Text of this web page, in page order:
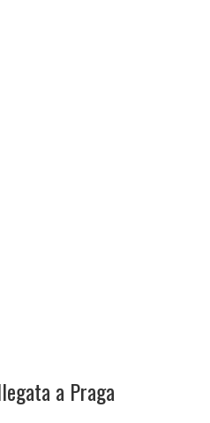
a Praga